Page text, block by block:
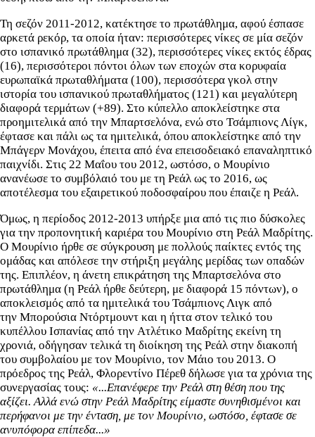
Τη σεζόν 2011-2012, κατέκτησε το πρωτάθλημα, αφού έσπασε
αρκετά ρεκόρ, τα οποία ήταν: περισσότερες νίκες σε μία σεζόν
στο ισπανικό πρωτάθλημα (32), περισσότερες νίκες εκτός έδρας
(16), περισσότεροι πόντοι όλων των εποχών στα κορυφαία
ευρωπαϊκά πρωταθλήματα (100), περισσότερα γκολ στην
ιστορία του ισπανικού πρωταθλήματος (121) και μεγαλύτερη
διαφορά τερμάτων (+89). Στο κύπελλο αποκλείστηκε στα
προημιτελικά από την Μπαρτσελόνα, ενώ στο Τσάμπιονς Λίγκ,
έφτασε και πάλι ως τα ημιτελικά, όπου αποκλείστηκε από την
Μπάγερν Μονάχου, έπειτα από ένα επεισοδειακό επαναληπτικό
παιχνίδι. Στις 22 Μαΐου του 2012, ωστόσο, ο Μουρίνιο
ανανέωσε το συμβόλαιό του με τη Ρεάλ ως το 2016, ως
αποτέλεσμα του εξαιρετικού ποδοσφαίρου που έπαιζε η Ρεάλ.
Όμως, η περίοδος 2012-2013 υπήρξε μια από τις πιο δύσκολες
για την προπονητική καριέρα του Μουρίνιο στη Ρεάλ Μαδρίτης.
Ο Μουρίνιο ήρθε σε σύγκρουση με πολλούς παίκτες εντός της
ομάδας και απόλεσε την στήριξη μεγάλης μερίδας των οπαδών
της. Επιπλέον, η άνετη επικράτηση της Μπαρτσελόνα στο
πρωτάθλημα (η Ρεάλ ήρθε δεύτερη, με διαφορά 15 πόντων), ο
αποκλεισμός από τα ημιτελικά του Τσάμπιονς Λιγκ από
την Μπορούσια Ντόρτμουντ και η ήττα στον τελικό του
κυπέλλου Ισπανίας από την Ατλέτικο Μαδρίτης εκείνη τη
χρονιά, οδήγησαν τελικά τη διοίκηση της Ρεάλ στην διακοπή
του συμβολαίου με τον Μουρίνιο, τον Μάιο του 2013. Ο
πρόεδρος της Ρεάλ, Φλορεντίνο Πέρεθ δήλωσε για τα χρόνια της
συνεργασίας τους: «...Επανέφερε την Ρεάλ στη θέση που της
αξίζει. Αλλά ενώ στην Ρεάλ Μαδρίτης είμαστε συνηθισμένοι και
περήφανοι με την ένταση, με τον Μουρίνιο, ωστόσο, έφτασε σε
ανυπόφορα επίπεδα...»